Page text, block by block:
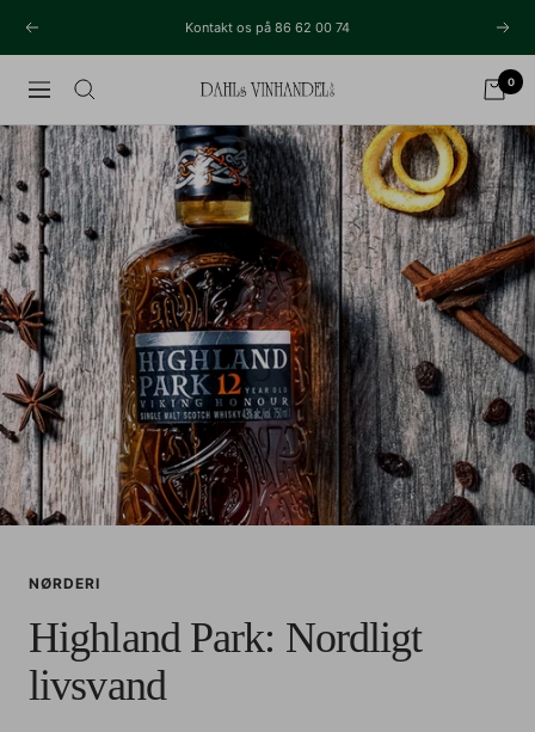
Tidligere Kontakt os på 86 62 00 74
Navigation
Dahls
0
NØRDERI
Highland Park: Nordligt
livsvand